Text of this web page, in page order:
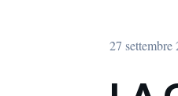
27 settembre